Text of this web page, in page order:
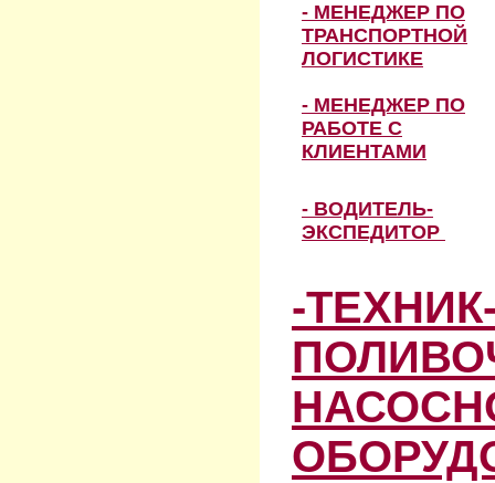
- МЕНЕДЖЕР ПО
ТРАНСПОРТНОЙ
ЛОГИСТИКЕ
- МЕНЕДЖЕР ПО
РАБОТЕ С
КЛИЕНТАМИ
- ВОДИТЕЛЬ-
ЭКСПЕДИТОР
-